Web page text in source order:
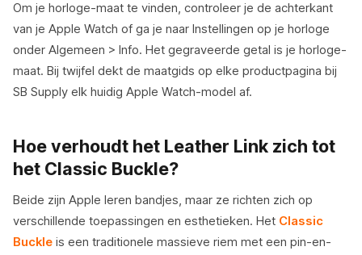
Om je horloge-maat te vinden, controleer je de achterkant
van je Apple Watch of ga je naar Instellingen op je horloge
onder Algemeen > Info. Het gegraveerde getal is je horloge-
maat. Bij twijfel dekt de maatgids op elke productpagina bij
SB Supply elk huidig Apple Watch-model af.
Hoe verhoudt het Leather Link zich tot
het Classic Buckle?
Beide zijn Apple leren bandjes, maar ze richten zich op
verschillende toepassingen en esthetieken. Het Classic
Buckle is een traditionele massieve riem met een pin-en-